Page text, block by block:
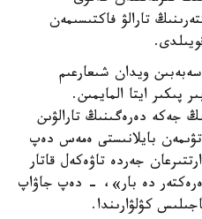
تارالۋ فاكتىسىمەن
ويدان شىعارعىم
پىكىر ايتا المايمىن.
جەكە دەرەگىنىڭ تارالۋىن
بايلانىستى ەمەس دەپ
جەردە تاۋەكەل قاتار
دە بار»، - دەپ جاۋاپ
كۋلۋارىندا.